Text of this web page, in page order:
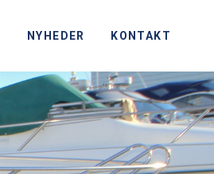
NYHEDER KONTAKT